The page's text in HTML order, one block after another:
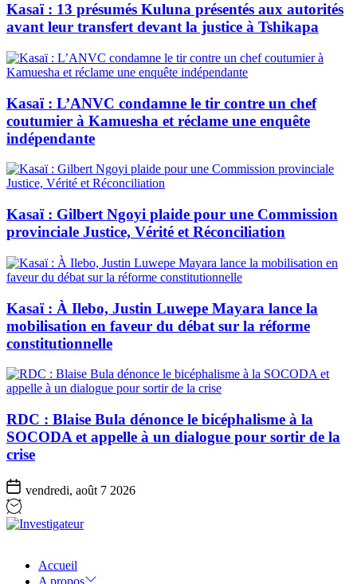
Kasaï : 13 présumés Kuluna présentés aux autorités
avant leur transfert devant la justice à Tshikapa
Kasaï : L’ANVC condamne le tir contre un chef
coutumier à Kamuesha et réclame une enquête
indépendante
Kasaï : Gilbert Ngoyi plaide pour une Commission
provinciale Justice, Vérité et Réconciliation
Kasaï : À Ilebo, Justin Luwepe Mayara lance la
mobilisation en faveur du débat sur la réforme
constitutionnelle
RDC : Blaise Bula dénonce le bicéphalisme à la
SOCODA et appelle à un dialogue pour sortir de la
crise
vendredi, août 7 2026
Accueil
A propos